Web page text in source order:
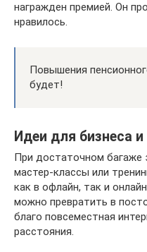
награжден премией. Он
нравилось.
Повышения
будет!
Идеи для бизнеса и
При достаточном багаже
мастер-классы или
как в офлайн, так и
можно превратить в
благо повсеместная
расстояния.